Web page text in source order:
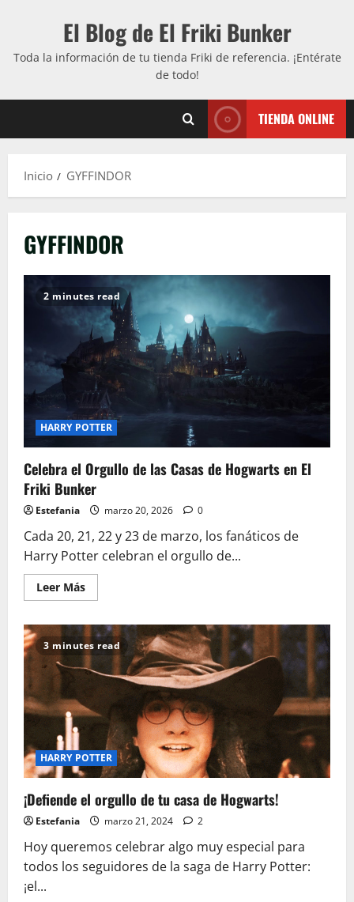
El Blog de El Friki Bunker
Toda la información de tu tienda Friki de referencia. ¡Entérate
de todo!
TIENDA ONLINE
Inicio GYFFINDOR
GYFFINDOR
2 minutes read
HARRY POTTER
Celebra el Orgullo de las Casas de Hogwarts en El
Friki Bunker
Estefania marzo 20, 2026 0
Cada 20, 21, 22 y 23 de marzo, los fanáticos de
Harry Potter celebran el orgullo de...
Leer MásLeer
más
Celebra
el
Orgullo
de
las
Casas
de
Hogwarts
en
Friki
Bunker
3 minutes read
HARRY POTTER
¡Defiende el orgullo de tu casa de Hogwarts!
Estefania marzo 21, 2024 2
Hoy queremos celebrar algo muy especial para
todos los seguidores de la saga de Harry Potter:
¡el...